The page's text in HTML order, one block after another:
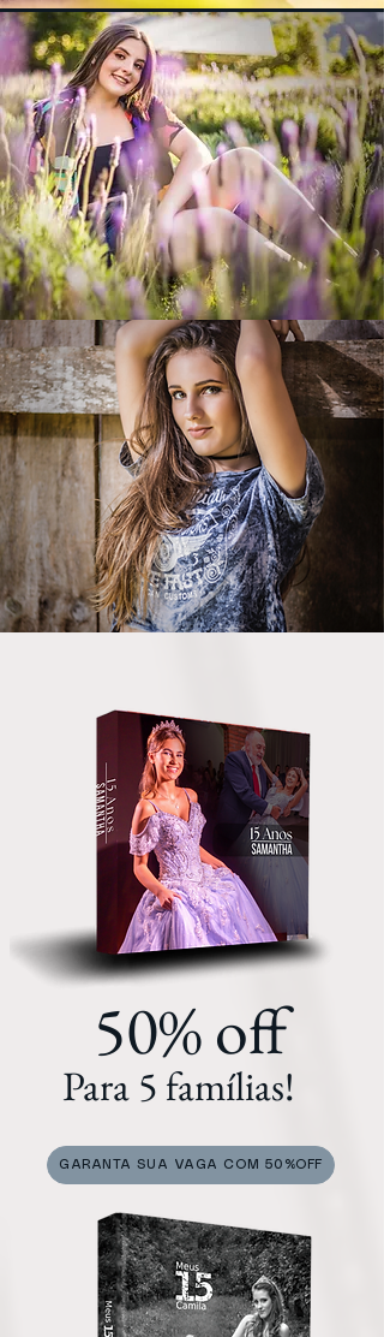
Para 5 famílias!
50% off
GARANTA SUA VAGA COM 50%OFF